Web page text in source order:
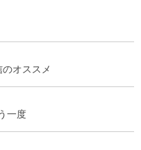
オススメ
一度